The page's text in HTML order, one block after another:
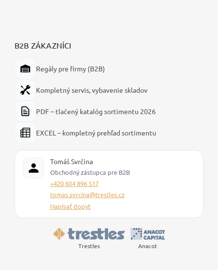
B2B ZÁKAZNÍCI
Regály pre firmy (B2B)
Kompletný servis, vybavenie skladov
PDF – tlačený katalóg sortimentu 2026
EXCEL – kompletný prehľad sortimentu
Tomáš Svrčina
Obchodný zástupca pre B2B
+420 604 896 517
tomas.svrcina@trestles.cz
Napísať dopyt
Trestles Anacot